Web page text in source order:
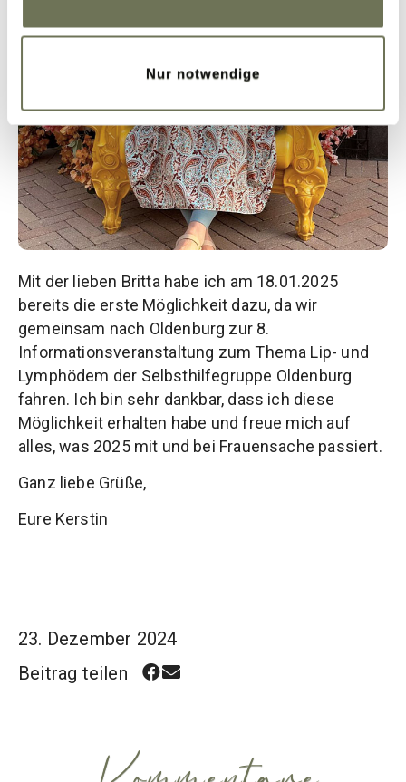
Nur notwendige
Mit der lieben Britta habe ich am 18.01.2025
bereits die erste Möglichkeit dazu, da wir
gemeinsam nach Oldenburg zur 8.
Informationsveranstaltung zum Thema Lip- und
Lymphödem der Selbsthilfegruppe Oldenburg
fahren. Ich bin sehr dankbar, dass ich diese
Möglichkeit erhalten habe und freue mich auf
alles, was 2025 mit und bei Frauensache passiert.
Ganz liebe Grüße,
Eure Kerstin
23. Dezember 2024
Beitrag teilen